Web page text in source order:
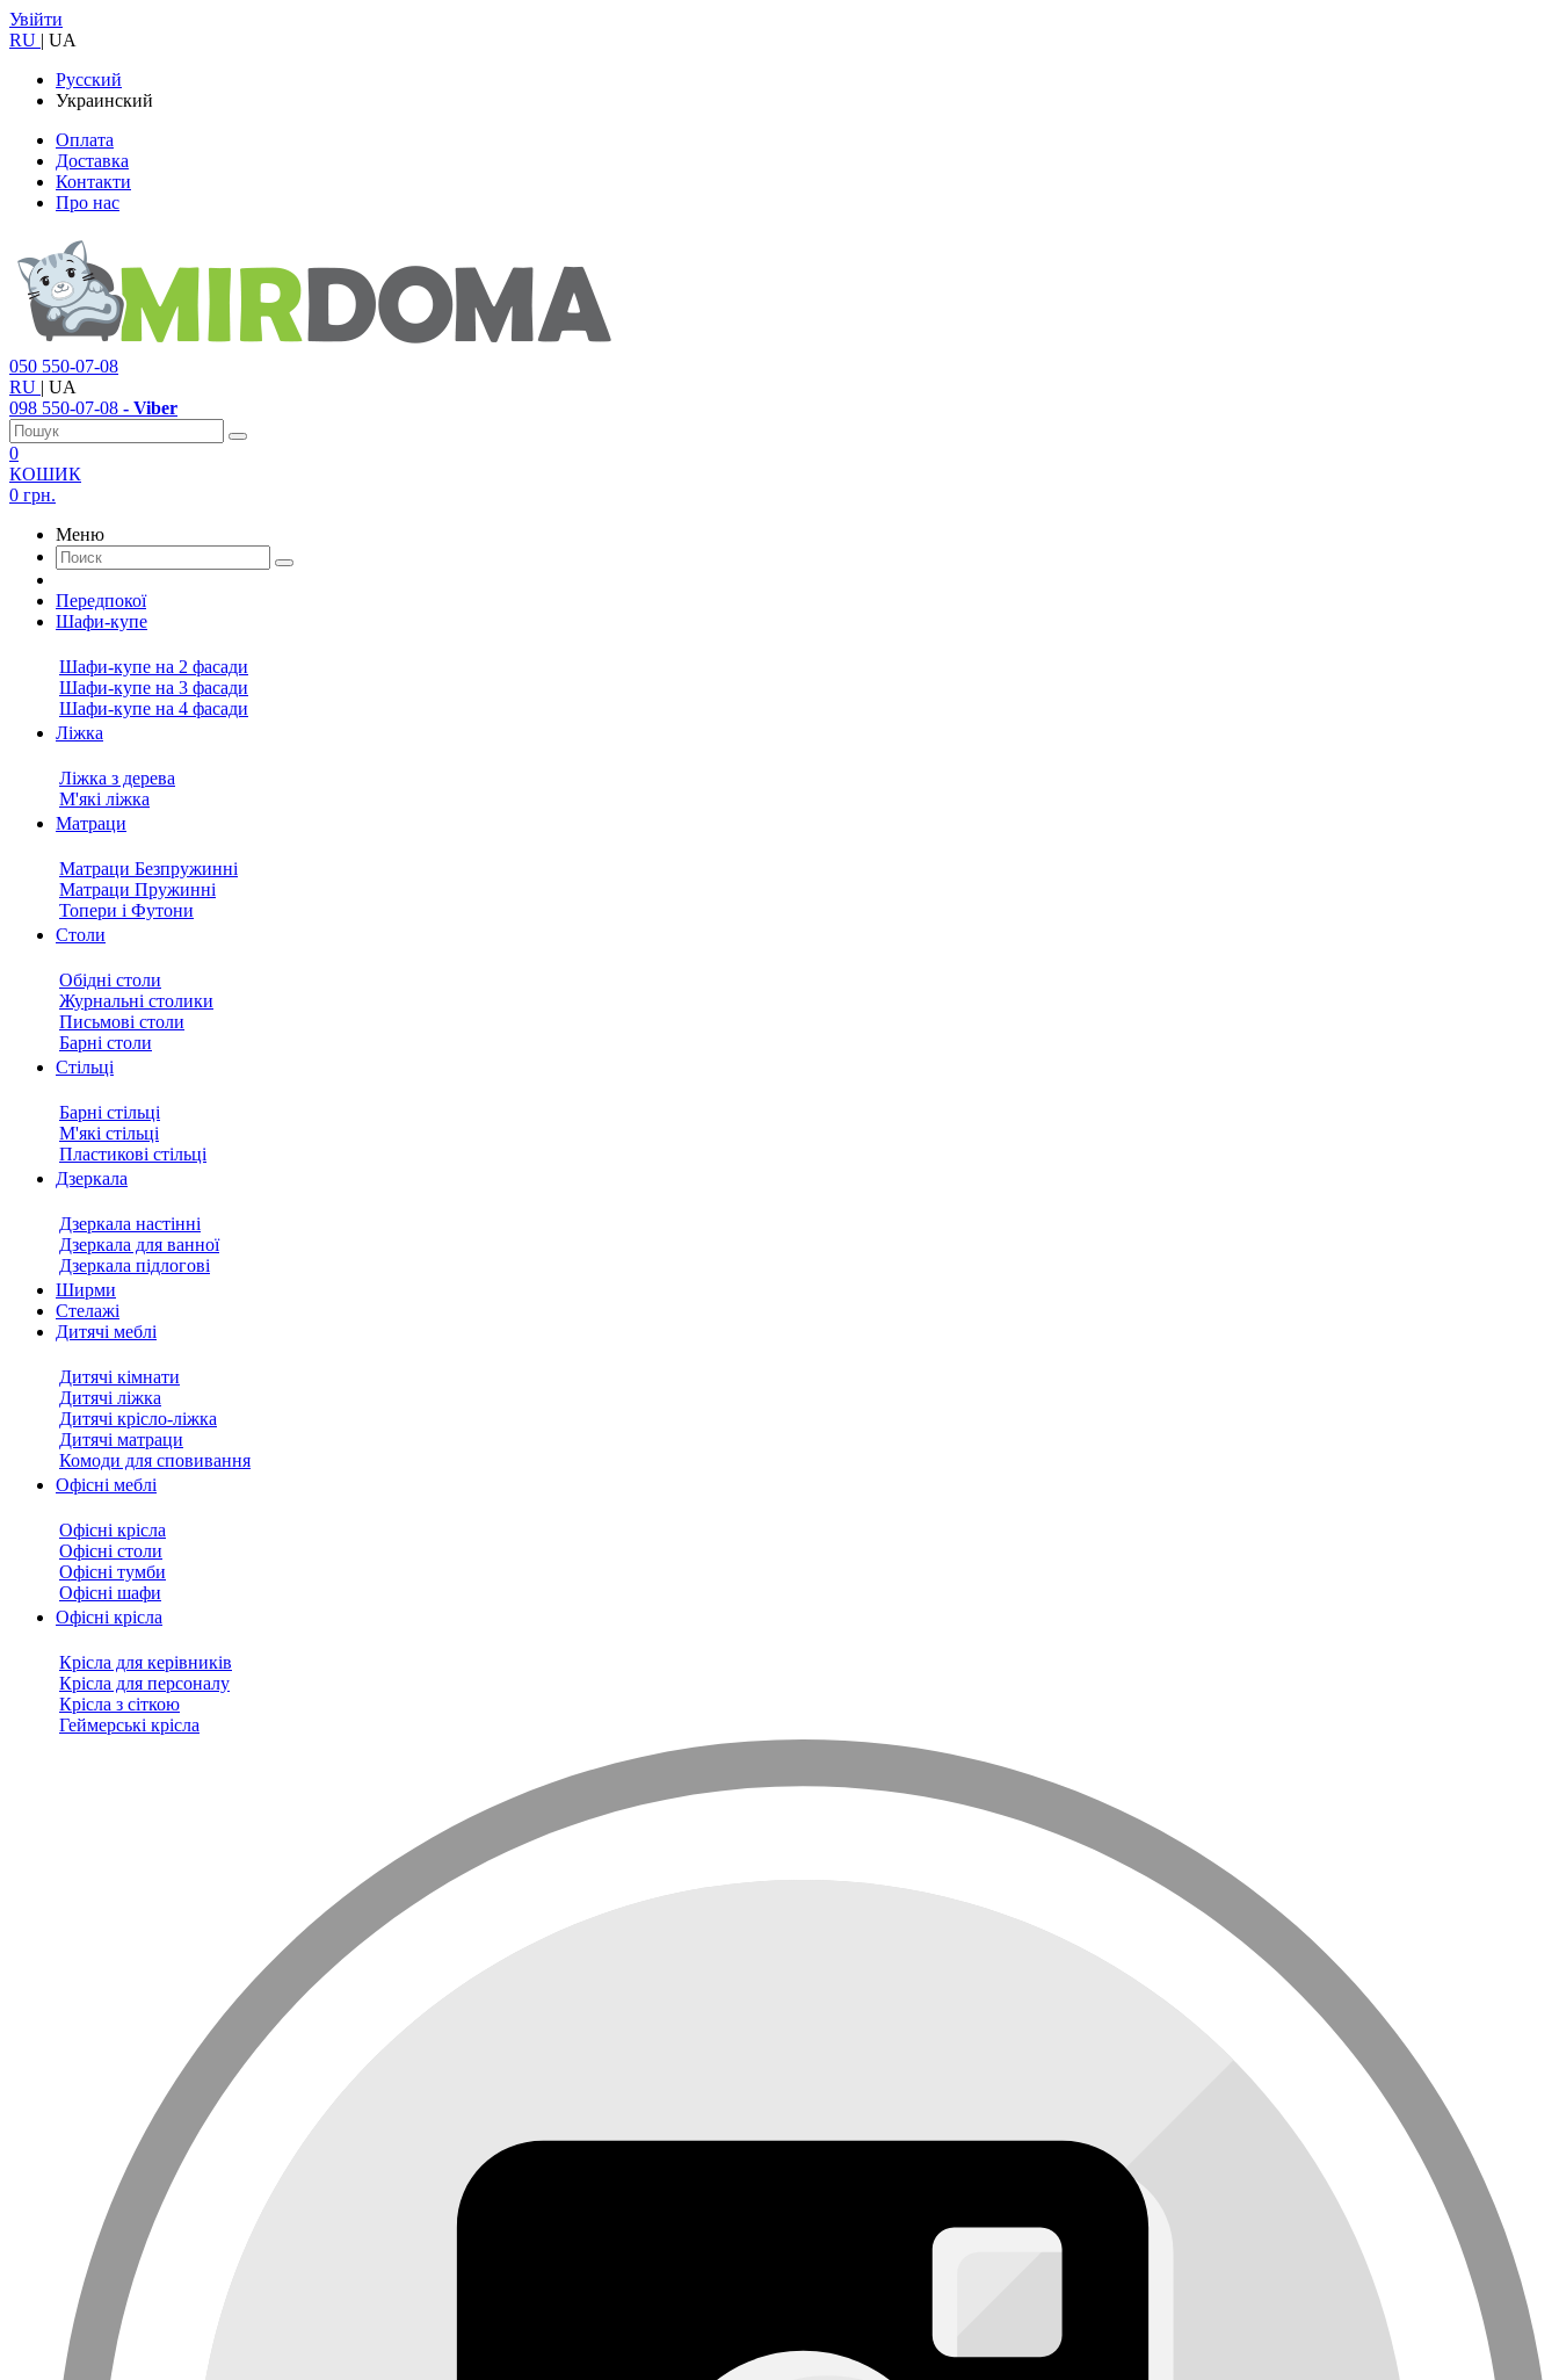
Увійти
RU | UA
Русский
Украинский
Оплата
Доставка
Контакти
Про нас
050 550-07-08
RU | UA
098 550-07-08 - Viber
0
КОШИК
0 грн.
Меню
Передпокої
Шафи-купе
Шафи-купе на 2 фасади
Шафи-купе на 3 фасади
Шафи-купе на 4 фасади
Ліжка
Ліжка з дерева
М'які ліжка
Матраци
Матраци Безпружинні
Матраци Пружинні
Топери і Футони
Столи
Обідні столи
Журнальні столики
Письмові столи
Барні столи
Стільці
Барні стільці
М'які стільці
Пластикові стільці
Дзеркала
Дзеркала настінні
Дзеркала для ванної
Дзеркала підлогові
Ширми
Стелажі
Дитячі меблі
Дитячі кімнати
Дитячі ліжка
Дитячі крісло-ліжка
Дитячі матраци
Комоди для сповивання
Офісні меблі
Офісні крісла
Офісні столи
Офісні тумби
Офісні шафи
Офісні крісла
Крісла для керівників
Крісла для персоналу
Крісла з сіткою
Геймерські крісла